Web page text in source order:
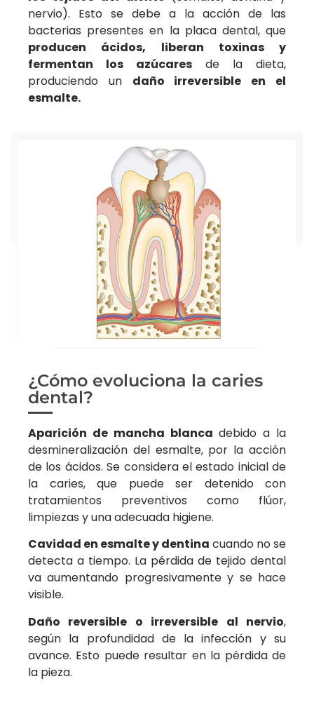
nervio). Esto se debe a la acción de las
bacterias presentes en la placa dental, que
producen ácidos, liberan toxinas y
fermentan los azúcares de la dieta,
produciendo un daño irreversible en el
esmalte.
¿Cómo evoluciona la caries
dental?
Aparición de mancha blanca debido a la
desmineralización del esmalte, por la acción
de los ácidos. Se considera el estado inicial de
la caries, que puede ser detenido con
tratamientos preventivos como flúor,
limpiezas y una adecuada higiene.
Cavidad en esmalte y dentina cuando no se
detecta a tiempo. La pérdida de tejido dental
va aumentando progresivamente y se hace
visible.
Daño reversible o irreversible al nervio,
según la profundidad de la infección y su
avance. Esto puede resultar en la pérdida de
la pieza.